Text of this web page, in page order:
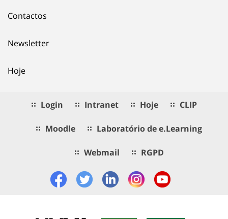
Contactos
Newsletter
Hoje
Login Intranet Hoje CLIP
Moodle Laboratório de e.Learning
Webmail RGPD